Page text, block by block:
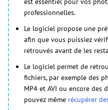
professionnelles.
Le logiciel propose une
afin que vous puissiez
retrouvés avant de les
Le logiciel permet de
fichiers, par exemple des
MP4 et AVI ou encore des
pouvez même récupérer